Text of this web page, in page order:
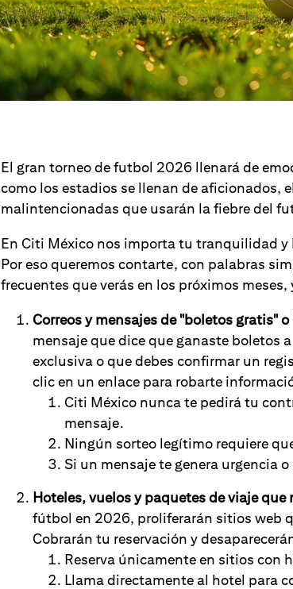
El gran torneo de futbol 2026 llenará de
como los estadios se llenan de aficionados,
malintencionadas que usarán la fiebre del
En Citi México nos importa tu tranquilidad
Por eso queremos contarte, con palabras
frecuentes que verás en los próximos
Correos y mensajes de "boletos gratis"
mensaje que dice que ganaste boletos
exclusiva o que debes confirmar un
clic en un enlace para robarte
Citi México nunca te pedirá tu
mensaje.
Ningún sorteo legítimo requiere
Si un mensaje te genera urgencia
Hoteles, vuelos y paquetes de viaje que
fútbol en 2026, proliferarán sitios web
Cobrarán tu reservación y
Reserva únicamente en sitios con
Llama directamente al hotel para